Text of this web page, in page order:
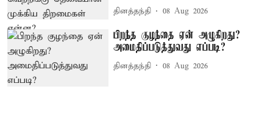
தினத்தந்தி 08 Aug 2026
பிறந்த குழந்தை ஏன் அழுகிறது?
அமைதிப்படுத்துவது எப்படி?
தினத்தந்தி 08 Aug 2026